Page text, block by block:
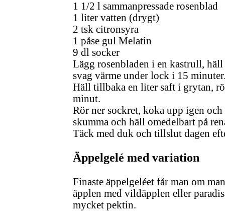
1 1/2 l sammanpressade rosenblad
1 liter vatten (drygt)
2 tsk citronsyra
1 påse gul Melatin
9 dl socker
Lägg rosenbladen i en kastrull,
svag värme under lock i 15
Häll tillbaka en liter saft i grytan,
minut.
Rör ner sockret, koka upp igen
skumma och häll omedelbart på
Täck med duk och tillslut dagen
Äppelgelé med variation
Finaste äppelgeléet får man om
äpplen med vildäpplen eller
mycket pektin.